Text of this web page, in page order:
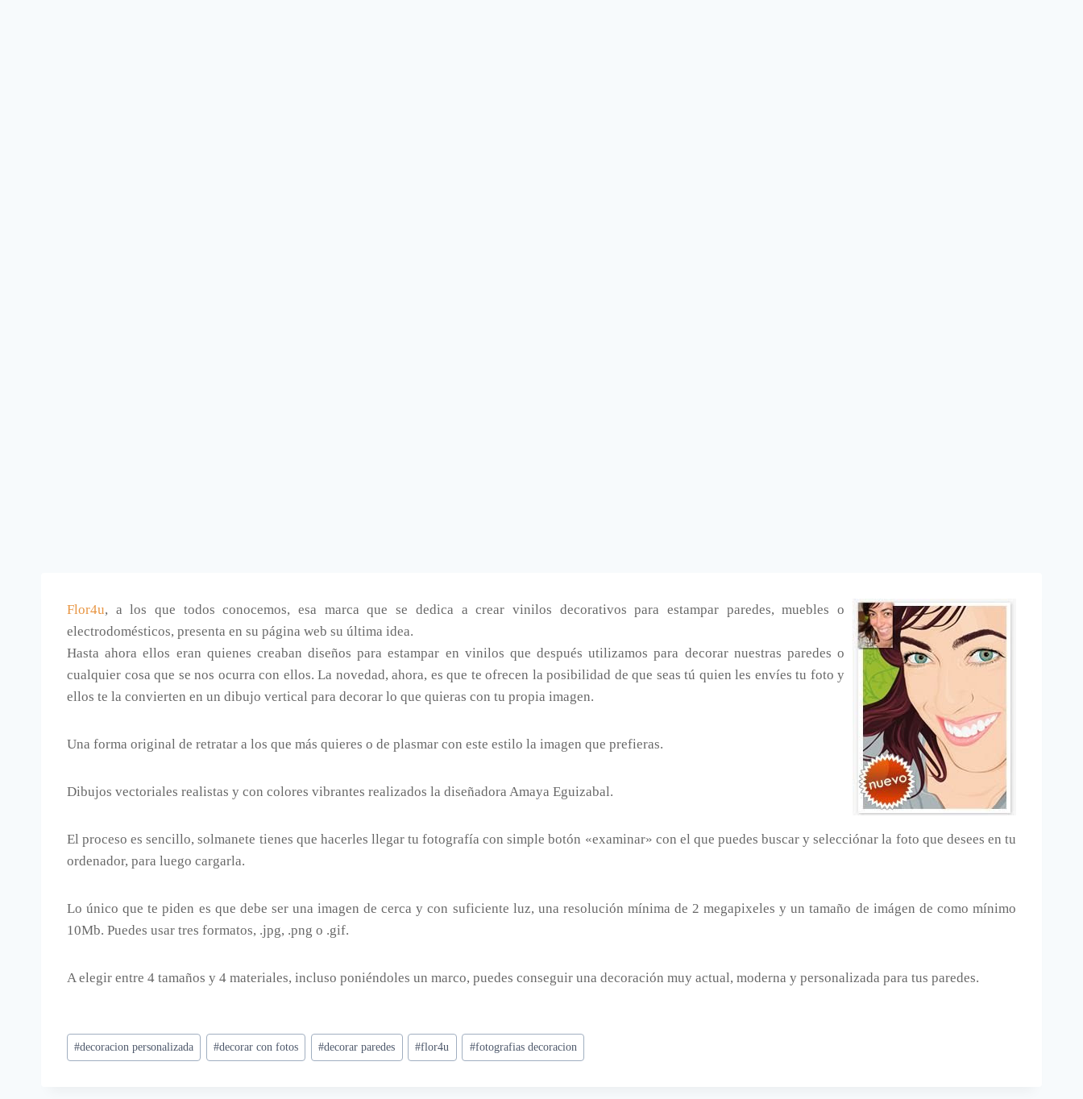
Flor4u, a los que todos conocemos, esa marca que se dedica a crear vinilos decorativos para estampar paredes, muebles o
electrodomésticos, presenta en su página web su última idea.
Hasta ahora ellos eran quienes creaban diseños para estampar en vinilos que después utilizamos para decorar nuestras paredes o
cualquier cosa que se nos ocurra con ellos. La novedad, ahora, es que te ofrecen la posibilidad de que seas tú quien les envíes tu foto y
ellos te la convierten en un dibujo vertical para decorar lo que quieras con tu propia imagen.
Una forma original de retratar a los que más quieres o de plasmar con este estilo la imagen que prefieras.
Dibujos vectoriales realistas y con colores vibrantes realizados la diseñadora Amaya Eguizabal.
El proceso es sencillo, solmanete tienes que hacerles llegar tu fotografía con simple botón «examinar» con el que puedes buscar y selecciónar la foto que desees en tu
ordenador, para luego cargarla.
Lo único que te piden es que debe ser una imagen de cerca y con suficiente luz, una resolución mínima de 2 megapixeles y un tamaño de imágen de como mínimo
10Mb. Puedes usar tres formatos, .jpg, .png o .gif.
A elegir entre 4 tamaños y 4 materiales, incluso poniéndoles un marco, puedes conseguir una decoración muy actual, moderna y personalizada para tus paredes.
Etiquetas
de
#decoracion personalizada #decorar con fotos #decorar paredes #flor4u #fotografias decoracion